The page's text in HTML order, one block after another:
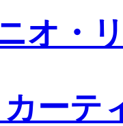
オ・
ーテ